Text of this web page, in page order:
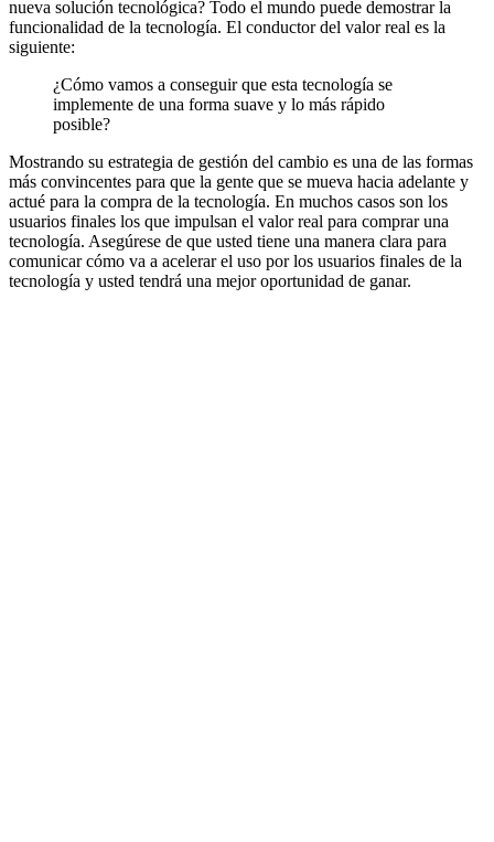
nueva solución tecnológica? Todo el mundo puede demostrar la
funcionalidad de la tecnología. El conductor del valor real es la
siguiente:
¿Cómo vamos a conseguir que esta tecnología se
implemente de una forma suave y lo más rápido
posible?
Mostrando su estrategia de gestión del cambio es una de las formas
más convincentes para que la gente que se mueva hacia adelante y
actué para la compra de la tecnología. En muchos casos son los
usuarios finales los que impulsan el valor real para comprar una
tecnología. Asegúrese de que usted tiene una manera clara para
comunicar cómo va a acelerar el uso por los usuarios finales de la
tecnología y usted tendrá una mejor oportunidad de ganar.